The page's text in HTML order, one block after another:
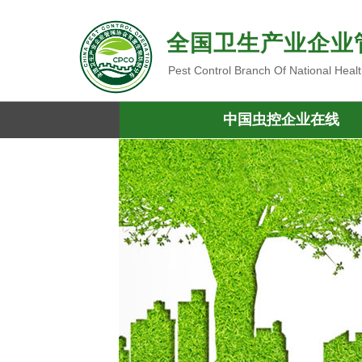
全国卫生产业企
Pest Control Branch Of National
中国虫控企业在线